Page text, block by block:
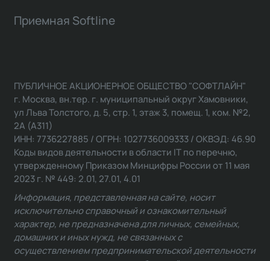
Приемная Softline
ПУБЛИЧНОЕ АКЦИОНЕРНОЕ ОБЩЕСТВО "СОФТЛАЙН"
г. Москва, вн.тер. г. муниципальный округ Хамовники,
ул Льва Толстого, д. 5, стр. 1, этаж 3, помещ. 1, ком. №2,
2А (А311)
ИНН: 7736227885 / ОГРН: 1027736009333 / ОКВЭД: 46.90
Коды видов деятельности в области IT по перечню,
утвержденному Приказом Минцифры России от 11 мая
2023 г. № 449: 2.01, 27.01, 4.01
Информация, представленная на сайте, носит
исключительно справочный и ознакомительный
характер, не предназначена для личных, семейных,
домашних и иных нужд, не связанных с
осуществлением предпринимательской деятельности